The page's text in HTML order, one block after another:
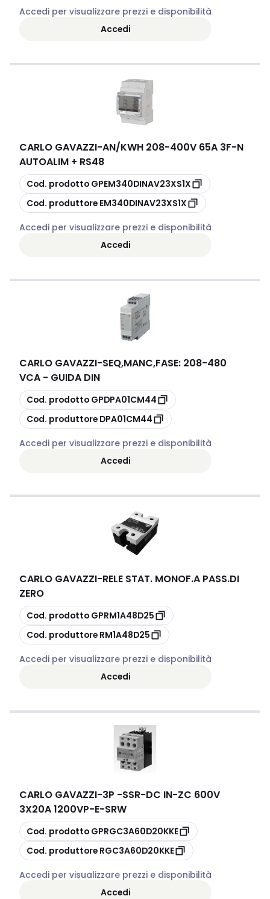
Accedi per visualizzare prezzi e disponibilità
Accedi
CARLO GAVAZZI-AN/KWH 208-400V 65A 3F-N
AUTOALIM + RS48
copia
Cod. prodotto GPEM340DINAV23XS1X
copia
Cod. produttore EM340DINAV23XS1X
Accedi per visualizzare prezzi e disponibilità
Accedi
CARLO GAVAZZI-SEQ,MANC,FASE: 208-480
VCA - GUIDA DIN
copia
Cod. prodotto GPDPA01CM44
copia
Cod. produttore DPA01CM44
Accedi per visualizzare prezzi e disponibilità
Accedi
CARLO GAVAZZI-RELE STAT. MONOF.A PASS.DI
ZERO
copia
Cod. prodotto GPRM1A48D25
copia
Cod. produttore RM1A48D25
Accedi per visualizzare prezzi e disponibilità
Accedi
CARLO GAVAZZI-3P -SSR-DC IN-ZC 600V
3X20A 1200VP-E-SRW
copia
Cod. prodotto GPRGC3A60D20KKE
copia
Cod. produttore RGC3A60D20KKE
Accedi per visualizzare prezzi e disponibilità
Accedi